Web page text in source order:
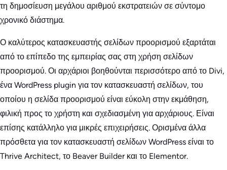
τη δημοσίευση μεγάλου αριθμού εκστρατειών σε σύντομο
χρονικό διάστημα.
Ο καλύτερος κατασκευαστής σελίδων προορισμού εξαρτάται
από το επίπεδο της εμπειρίας σας στη χρήση σελίδων
προορισμού. Οι αρχάριοι βοηθούνται περισσότερο από το Divi,
ένα WordPress plugin για τον κατασκευαστή σελίδων, του
οποίου η σελίδα προορισμού είναι εύκολη στην εκμάθηση,
φιλική προς το χρήστη και σχεδιασμένη για αρχάριους. Είναι
επίσης κατάλληλο για μικρές επιχειρήσεις. Ορισμένα άλλα
πρόσθετα για τον κατασκευαστή σελίδων WordPress είναι το
Thrive Architect, το Beaver Builder και το Elementor.